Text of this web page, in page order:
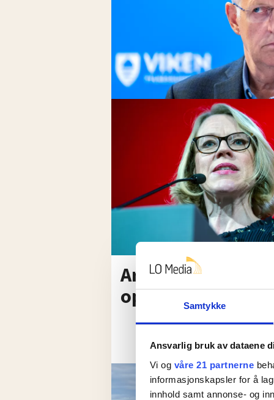
Samtykke
Ansvarlig bruk av dataene
Vi og våre 21 partnerne
informasjonskapsler for å
innhold samt annonse- og
Arbeiderpartiet
opp Viken